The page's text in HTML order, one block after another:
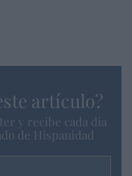
artículo?
y recibe cada dia
de Hispanidad